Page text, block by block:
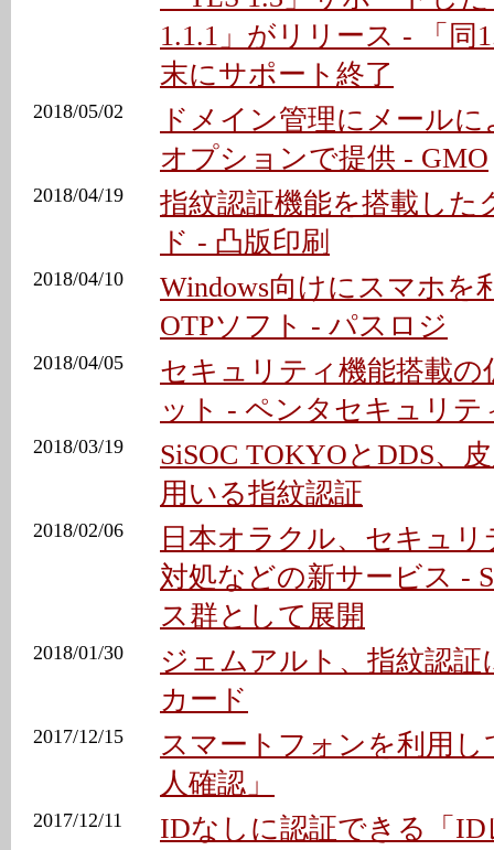
1.1.1」がリリース - 「同
末にサポート終了
2018/05/02
ドメイン管理にメール
オプションで提供 - GMO
2018/04/19
指紋認証機能を搭載した
ド - 凸版印刷
2018/04/10
Windows向けにスマホを
OTPソフト - パスロジ
2018/04/05
セキュリティ機能搭載の
ット - ペンタセキュリテ
2018/03/19
SiSOC TOKYOとDDS、
用いる指紋認証
2018/02/06
日本オラクル、セキュ
対処などの新サービス -
ス群として展開
2018/01/30
ジェムアルト、指紋認証
カード
2017/12/15
スマートフォンを利用
人確認」
2017/12/11
IDなしに認証できる「